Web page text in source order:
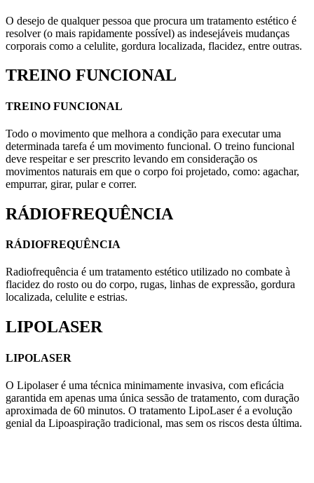
O desejo de qualquer pessoa que procura um tratamento estético é
resolver (o mais rapidamente possível) as indesejáveis mudanças
corporais como a celulite, gordura localizada, flacidez, entre outras.
TREINO FUNCIONAL
TREINO FUNCIONAL
Todo o movimento que melhora a condição para executar uma
determinada tarefa é um movimento funcional. O treino funcional
deve respeitar e ser prescrito levando em consideração os
movimentos naturais em que o corpo foi projetado, como: agachar,
empurrar, girar, pular e correr.
RÁDIOFREQUÊNCIA
RÁDIOFREQUÊNCIA
Radiofrequência é um tratamento estético utilizado no combate à
flacidez do rosto ou do corpo, rugas, linhas de expressão, gordura
localizada, celulite e estrias.
LIPOLASER
LIPOLASER
O Lipolaser é uma técnica minimamente invasiva, com eficácia
garantida em apenas uma única sessão de tratamento, com duração
aproximada de 60 minutos. O tratamento LipoLaser é a evolução
genial da Lipoaspiração tradicional, mas sem os riscos desta última.